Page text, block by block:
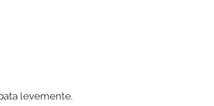
levemente.